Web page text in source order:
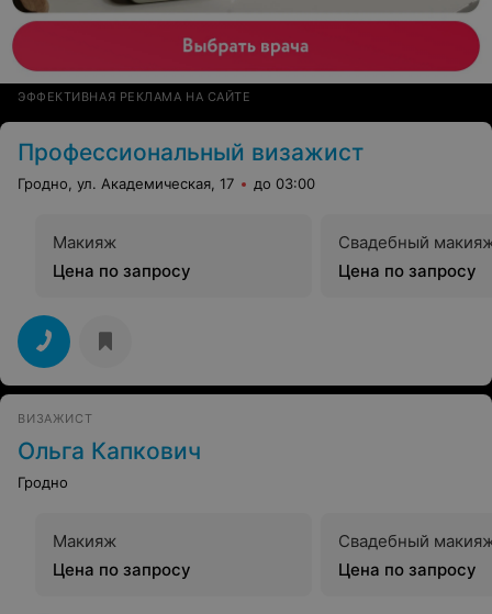
ЭФФЕКТИВНАЯ РЕКЛАМА НА САЙТЕ
Профессиональный визажист
Гродно, ул. Академическая, 17 до 03:00
Макияж
Цена по запросу
Свадебный
Цена по запросу
ВИЗАЖИСТ
Ольга Капкович
Гродно
Макияж
Цена по запросу
Свадебный
Цена по запросу